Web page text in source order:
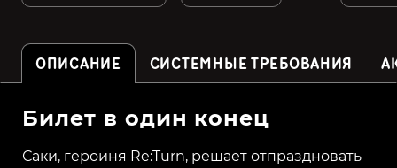
ОПИСАНИЕ СИСТЕМНЫЕ ТРЕБОВАНИЯ
Билет в один конец
Саки, героиня Re:Turn, решает отпраздновать